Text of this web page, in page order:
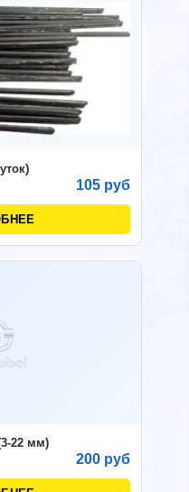
105 руб
22 мм)
200 руб